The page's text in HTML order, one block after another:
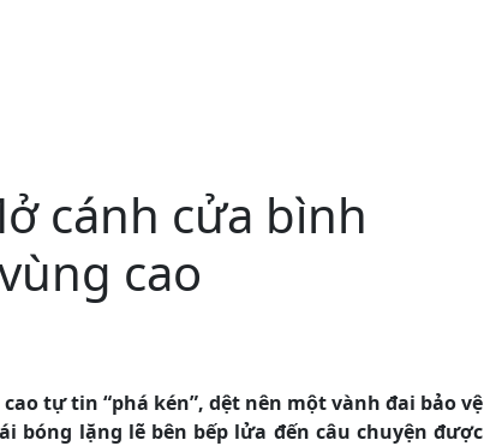
cánh cửa bình
cao
tự tin “phá kén”, dệt nên một vành đai bảo vệ
lặng lẽ bên bếp lửa đến câu chuyện được